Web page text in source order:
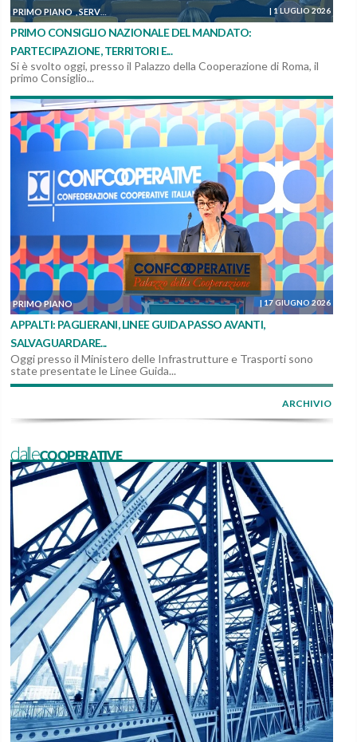
PRIMO PIANO ,SERVIZI, MANUTENZIONI E COSTRUZIONI SOSTENIBILITÀ ED
| 1 LUGLIO 2026
PRIMO CONSIGLIO NAZIONALE DEL MANDATO:
PARTECIPAZIONE, TERRITORI E...
Si è svolto oggi, presso il Palazzo della Cooperazione di Roma, il
primo Consiglio...
PRIMO PIANO | 17 GIUGNO 2026
APPALTI: PAGLIERANI, LINEE GUIDA PASSO AVANTI,
SALVAGUARDARE...
Oggi presso il Ministero delle Infrastrutture e Trasporti sono
state presentate le Linee Guida...
ARCHIVIO
dalleCOOPERATIVE